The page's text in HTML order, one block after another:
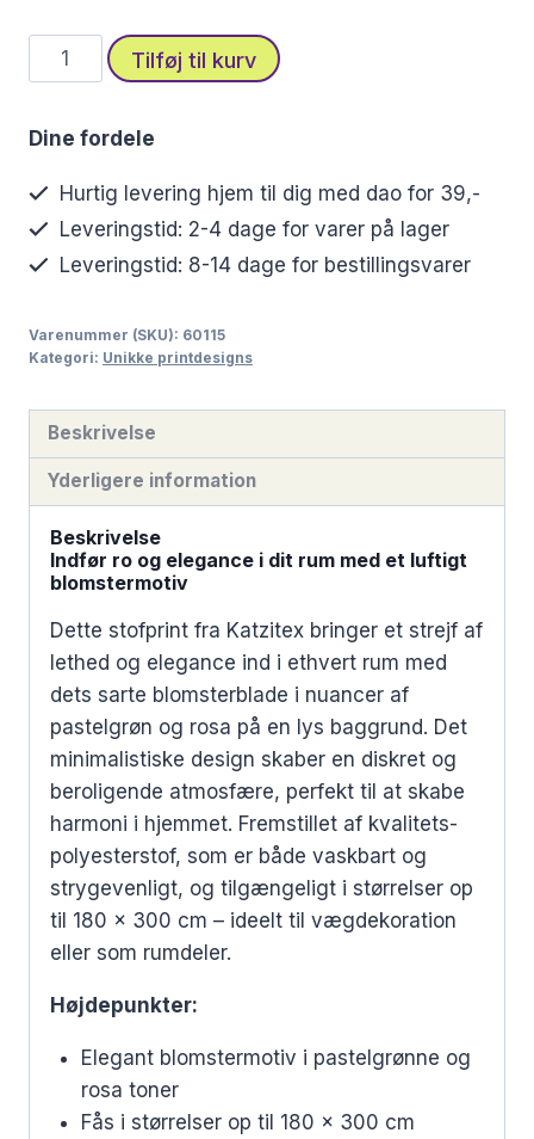
Elegant
stofprint
bløde
pastel
antal
Tilføj til kurv
Dine fordele
Hurtig levering hjem til dig med dao for 39,-
Leveringstid: 2-4 dage for varer på lager
Leveringstid: 8-14 dage for bestillingsvarer
Varenummer (SKU): 60115
Kategori: Unikke printdesigns
Beskrivelse
Yderligere information
Beskrivelse
Indfør ro og elegance i dit rum med et luftigt
blomstermotiv
Dette stofprint fra Katzitex bringer et strejf af
lethed og elegance ind i ethvert rum med
dets sarte blomsterblade i nuancer af
pastelgrøn og rosa på en lys baggrund. Det
minimalistiske design skaber en diskret og
beroligende atmosfære, perfekt til at skabe
harmoni i hjemmet. Fremstillet af kvalitets-
polyesterstof, som er både vaskbart og
strygevenligt, og tilgængeligt i størrelser op
til 180 x 300 cm – ideelt til vægdekoration
eller som rumdeler.
Højdepunkter:
Elegant blomstermotiv i pastelgrønne og
rosa toner
Fås i størrelser op til 180 x 300 cm